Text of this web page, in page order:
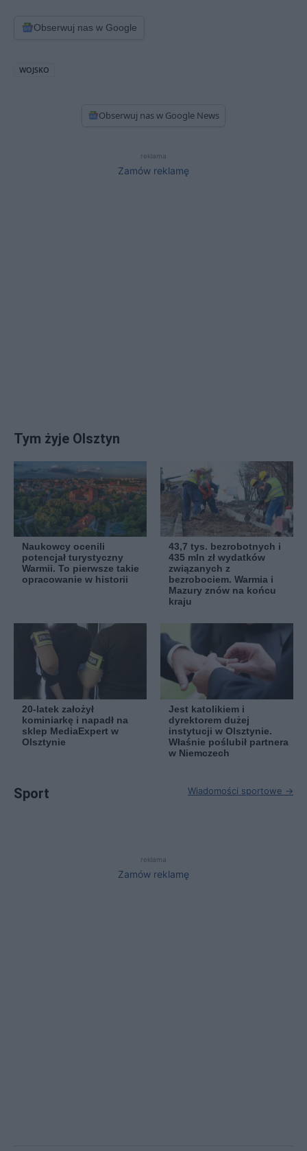
Obserwuj nas w Google
WOJSKO
Obserwuj nas w Google News
reklama
Zamów reklamę
Tym żyje Olsztyn
Naukowcy ocenili
potencjał turystyczny
Warmii. To pierwsze takie
opracowanie w historii
43,7 tys. bezrobotnych i
435 mln zł wydatków
związanych z
bezrobociem. Warmia i
Mazury znów na końcu
kraju
20-latek założył
kominiarkę i napadł na
sklep MediaExpert w
Olsztynie
Jest katolikiem i
dyrektorem dużej
instytucji w Olsztynie.
Właśnie poślubił partnera
w Niemczech
Sport Wiadomości sportowe →
reklama
Zamów reklamę